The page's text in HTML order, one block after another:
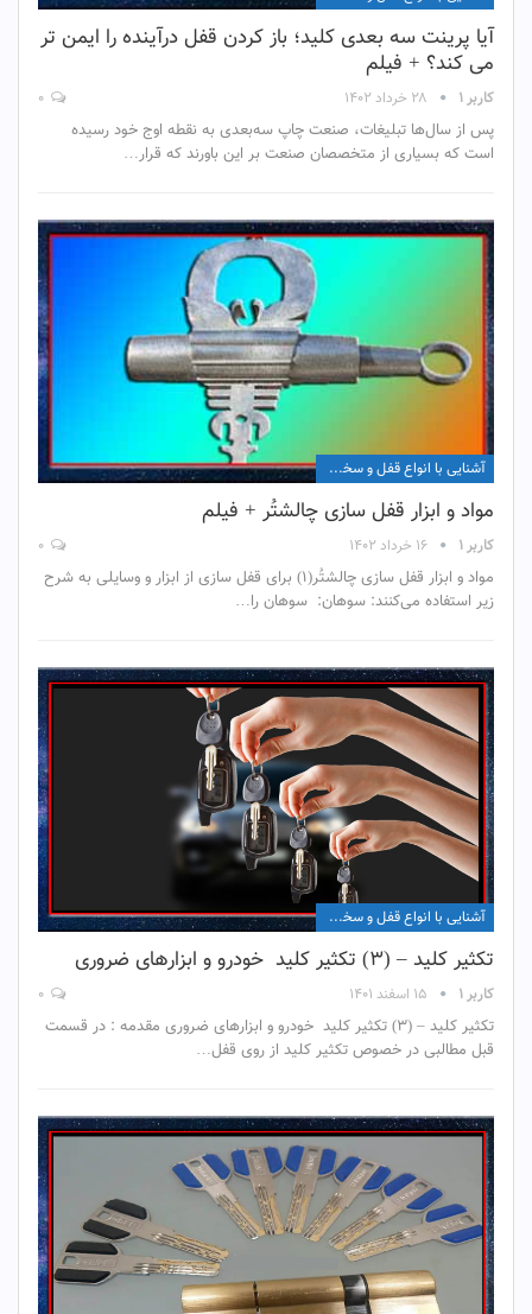
آیا پرینت سه بعدی کلید؛ باز کردن قفل درآینده را ایمن تر
می کند؟ + فیلم
کاربر ۱ ۲۸ خرداد ۱۴۰۲
پس از سال‌ها تبلیغات، صنعت چاپ سه‌بعدی به نقطه اوج خود رسیده
است که بسیاری از متخصصان صنعت بر این باورند که قرار…
آشنایی با انواع قفل و سخت افزار آن
مواد و ابزار قفل سازی چالشتُر + فیلم
کاربر ۱ ۱۶ خرداد ۱۴۰۲
مواد و ابزار قفل سازی چالشتُر(۱) برای قفل سازی از ابزار و وسایلی به شرح
زیر استفاده می‌کنند: سوهان: سوهان را…
آشنایی با انواع قفل و سخت افزار آن
تکثیر کلید – (۳) تکثیر کلید خودرو و ابزارهای ضروری
کاربر ۱ ۱۵ اسفند ۱۴۰۱
تکثیر کلید – (۳) تکثیر کلید خودرو و ابزارهای ضروری مقدمه : در قسمت
قبل مطالبی در خصوص تکثیر کلید از روی قفل…